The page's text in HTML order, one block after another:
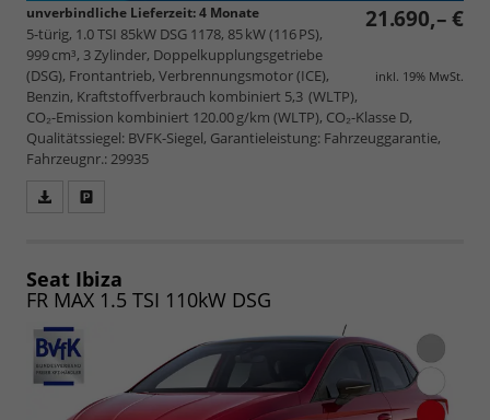
21.690,– €
inkl. 19% MwSt.
unverbindliche Lieferzeit:4 Monate
5-türig, 1.0 TSI 85kW DSG 1178, 85 kW (116 PS),
999 cm³, 3 Zylinder, Doppelkupplungsgetriebe
(DSG), Frontantrieb, Verbrennungsmotor (ICE),
Benzin, Kraftstoffverbrauch kombiniert 5,3 (WLTP),
CO₂-Emission kombiniert 120.00 g/km (WLTP), CO₂-Klasse D,
Qualitätssiegel: BVFK-Siegel, Garantieleistung: Fahrzeuggarantie,
Fahrzeugnr.: 29935
speichern/drucken
Seat Ibiza
FR MAX 1.5 TSI 110kW DSG